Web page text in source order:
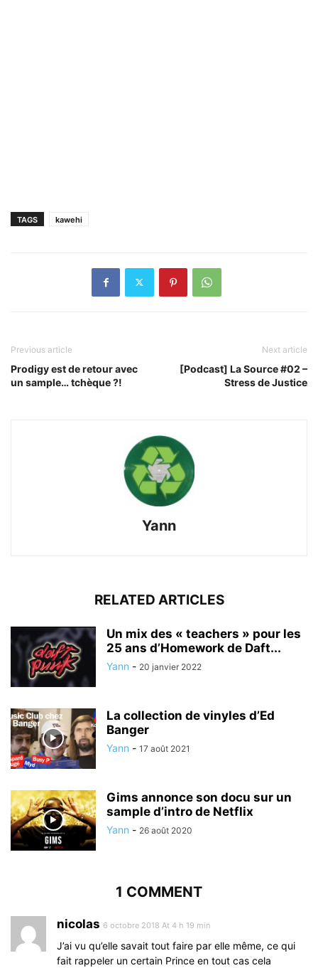
TAGS kawehi
Previous article
Prodigy est de retour avec
un sample… tchèque ?!
Next article
[Podcast] La Source #02 –
Stress de Justice
Yann
RELATED ARTICLES
Un mix des « teachers » pour les
25 ans d’Homework de Daft...
Yann - 20 janvier 2022
La collection de vinyles d’Ed
Banger
Yann - 17 août 2021
Gims annonce son docu sur un
sample d’intro de Netflix
Yann - 26 août 2020
1 COMMENT
nicolas 6 octobre 2018 At 4 h 19 min
J’ai vu qu’elle savait tout faire par elle même, ce qui
fait rappeler un certain Prince en tout cas cela